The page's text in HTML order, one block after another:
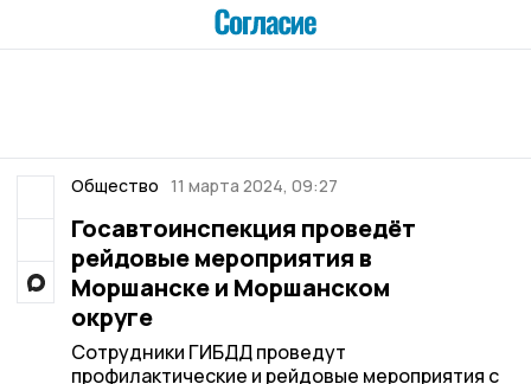
Общество 11 марта 2024, 09:27
Госавтоинспекция проведёт
рейдовые мероприятия в
Моршанске и Моршанском
округе
Сотрудники ГИБДД проведут
профилактические и рейдовые мероприятия с